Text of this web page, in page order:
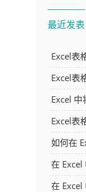
最近发表
Excel表
Excel表
解析
Excel
字的多
Excel表
如何在
容
在 Excel
时都显
在 Excel